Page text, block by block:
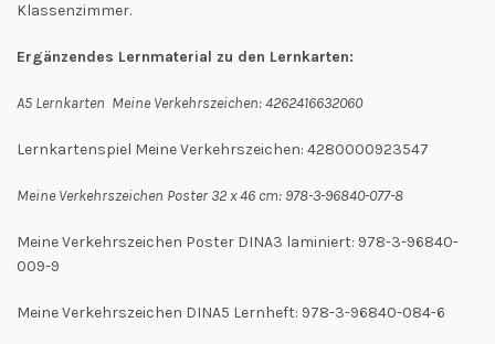
Klassenzimmer.
Ergänzendes Lernmaterial zu den Lernkarten:
A5 Lernkarten Meine Verkehrszeichen: 4262416632060
Lernkartenspiel Meine Verkehrszeichen: 4280000923547
Meine Verkehrszeichen Poster 32 x 46 cm: 978-3-96840-077-8
Meine Verkehrszeichen Poster DINA3 laminiert: 978-3-96840-
009-9
Meine Verkehrszeichen DINA5 Lernheft: 978-3-96840-084-6